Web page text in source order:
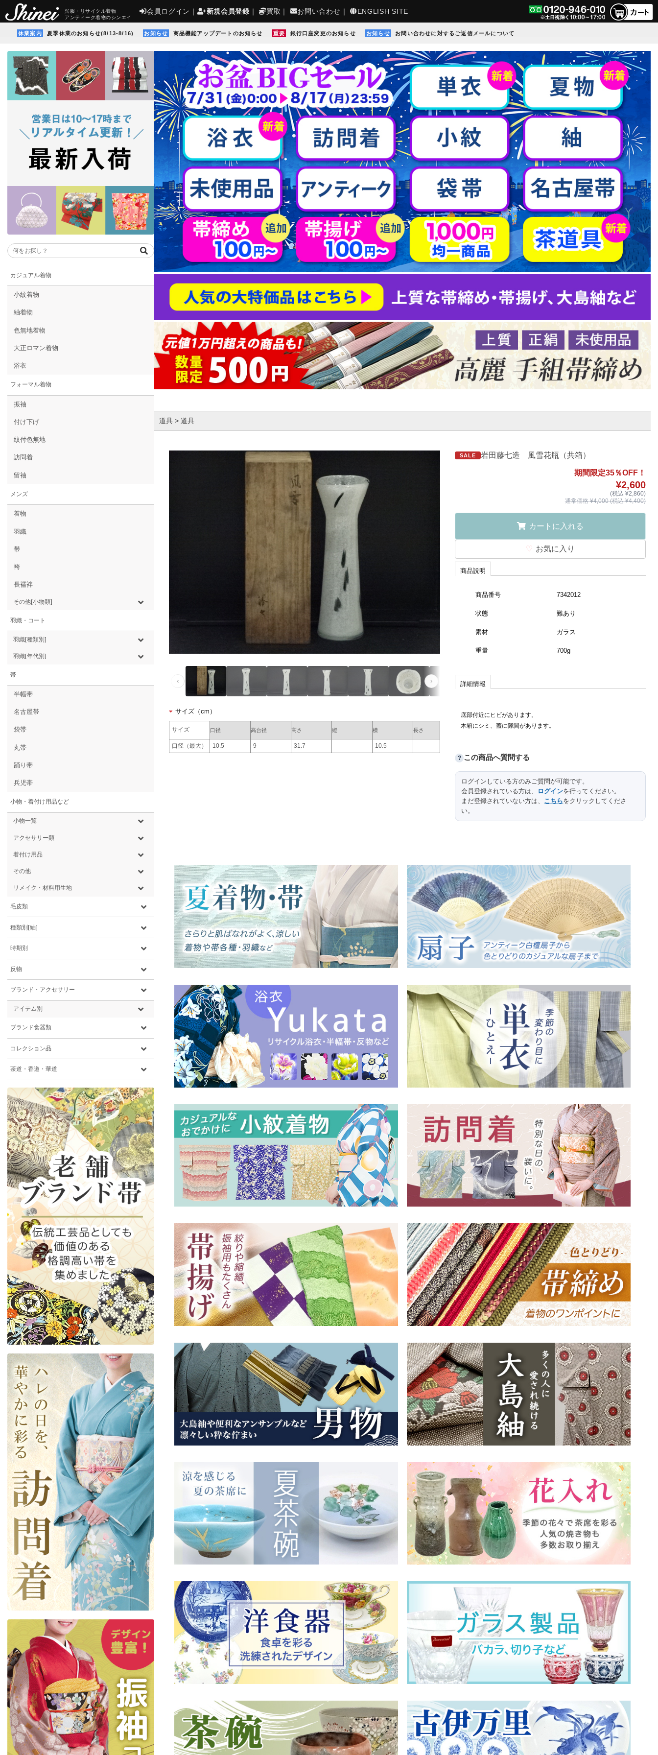
呉服・リサイクル着物
アンティーク着物のシンエイ
会員ログイン ｜ 新規会員登録 ｜ 買取 ｜ お問い合わせ ｜ ENGLISH SITE
休業案内 夏季休業のお知らせ(8/13-8/16) お知らせ 商品機能アップデートのお知らせ 重要 銀行口座変更のお知らせ お知らせ お問い合わせに対するご返信メールについて
カジュアル着物
小紋着物
紬着物
色無地着物
大正ロマン着物
浴衣
フォーマル着物
振袖
付け下げ
紋付色無地
訪問着
留袖
メンズ
着物
羽織
帯
袴
長襦袢
その他[小物類]
羽織・コート
羽織[種類別]
羽織[年代別]
帯
半幅帯
名古屋帯
袋帯
丸帯
踊り帯
兵児帯
小物・着付け用品など
小物一覧
アクセサリー類
着付け用品
その他
リメイク・材料用生地
毛皮類
種類別[紬]
時期別
反物
ブランド・アクセサリー
アイテム別
ブランド食器類
コレクション品
茶道・香道・華道
道具 > 道具
‹ ›
サイズ（cm）
サイズ 口径 高台径 高さ 縦 横 長さ
口径（最大） 10.5 9 31.7 10.5
SALE 岩田藤七造 風雪花瓶（共箱）
期間限定35％OFF！
¥2,600
(税込 ¥2,860)
通常価格 ¥4,000 (税込 ¥4,400)
カートに入れる
お気に入り
商品説明
商品番号 7342012
状態 難あり
素材 ガラス
重量 700g
詳細情報
底部付近にヒビがあります。
木箱にシミ、蓋に隙間があります。
? この商品へ質問する
ログインしている方のみご質問が可能です。
会員登録されている方は、
ログインを行ってください。
まだ登録されていない方は、 こちらをクリックしてくださ
い。